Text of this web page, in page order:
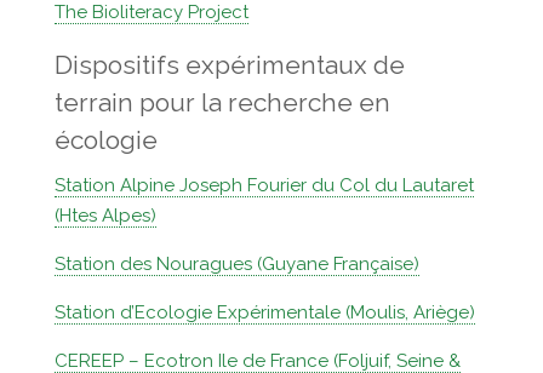
The Bioliteracy Project
Dispositifs expérimentaux de
terrain pour la recherche en
écologie
Station Alpine Joseph Fourier du Col du Lautaret
(Htes Alpes)
Station des Nouragues (Guyane Française)
Station d’Ecologie Expérimentale (Moulis, Ariège)
CEREEP – Ecotron Ile de France (Foljuif, Seine &